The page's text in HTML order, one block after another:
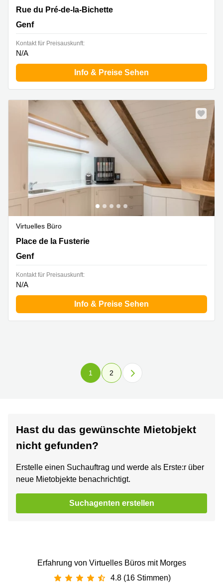
Rue du Pré-de-la-Bichette 1,Nations Business Centre, 6.
Stock, Genf
Rue du Pré-de-la-Bichette
Genf
Kontakt für Preisauskunft:
N/A
Info & Preise Sehen
Virtuelles Büro
Place de la Fusterie 12, Genf
Place de la Fusterie
Genf
Kontakt für Preisauskunft:
N/A
Info & Preise Sehen
1 2
Hast du das gewünschte Mietobjekt
nicht gefunden?
Erstelle einen Suchauftrag und werde als Erste:r über
neue Mietobjekte benachrichtigt.
Suchagenten erstellen
Erfahrung von Virtuelles Büros mit Morges
4.8 (16 Stimmen)